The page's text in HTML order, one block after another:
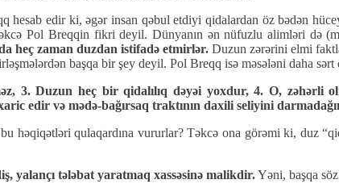
edir ki, əgər insan qəbul etdiyi qidalardan öz bədən
Pol Breqqin fikri deyil. Dünyanın ən nüfuzlu alimləri də
heç zaman duzdan istifadə etmirlər. Duzun zərərini elmi
başqa bir şey deyil. Pol Breqq isə məsələni daha sərt
3. Duzun heç bir qidalılıq dəyəi yoxdur, 4. O, zəhərli
edir və mədə-bağırsaq traktının daxili seliyini
həqiqətləri qulaqardına vururlar? Təkcə ona görəmi ki, duz
yalançı tələbat yaratmaq xassəsinə malikdir.Yəni, başqa